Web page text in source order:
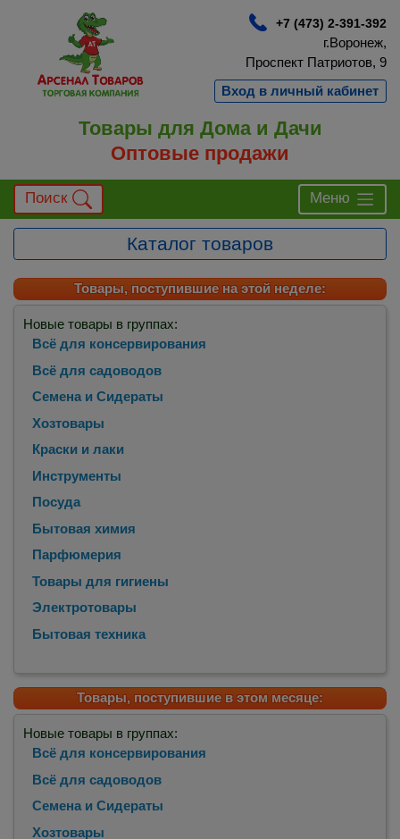
+7 (473) 2-391-392
г.Воронеж,
Проспект Патриотов, 9
Вход в личный кабинет
Товары для Дома и Дачи
Оптовые продажи
Поиск Меню
Каталог товаров
Товары, поступившие на этой неделе:
Новые товары в группах:
Всё для консервирования
Всё для садоводов
Семена и Сидераты
Хозтовары
Краски и лаки
Инструменты
Посуда
Бытовая химия
Парфюмерия
Товары для гигиены
Электротовары
Бытовая техника
Товары, поступившие в этом месяце:
Новые товары в группах:
Всё для консервирования
Всё для садоводов
Семена и Сидераты
Хозтовары